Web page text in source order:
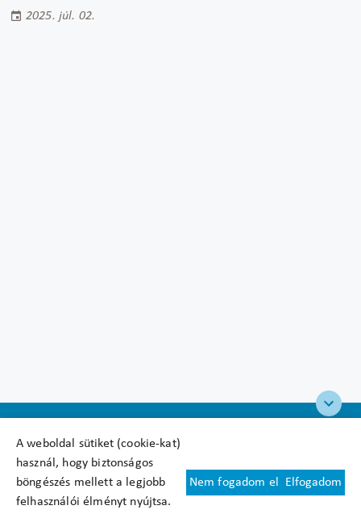
A weboldal sütiket (cookie-kat)
használ, hogy biztonságos
böngészés mellett a legjobb
felhasználói élményt nyújtsa.
Nem fogadom el Elfogadom
2025. júl. 02.
Felhasználási feltételek